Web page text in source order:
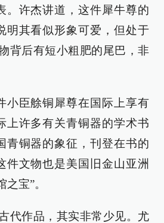
。许杰讲道，这件犀牛尊的
明其看似形象可爱，但处于
背后有短小粗肥的尾巴，非
小臣艅铜犀尊在国际上享有
上许多有关青铜器的学术书
青铜器的象征，刊登在书的
件文物也是美国旧金山亚洲
宝”。
代作品，其实非常少见。尤